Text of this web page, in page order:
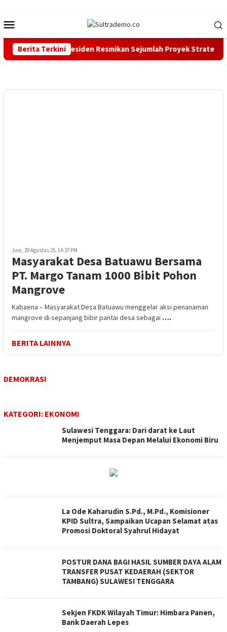
konten
Mobile
Berita Terkini
Undang Presiden Resmikan Sejumlah Proyek Strategis
Jum, 29 Agustus 25, 14:37 PM
Masyarakat Desa Batuawu Bersama
PT. Margo Tanam 1000 Bibit Pohon
Mangrove
Kabaena – Masyarakat Desa Batuawu menggelar aksi penanaman
mangrove di sepanjang bibir pantai desa sebagai ….
BERITA LAINNYA
DEMOKRASI
KATEGORI: EKONOMI
Sulawesi Tenggara: Dari darat ke Laut
Menjemput Masa Depan Melalui Ekonomi Biru
La Ode Kaharudin S.Pd., M.Pd., Komisioner
KPID Sultra, Sampaikan Ucapan Selamat atas
Promosi Doktoral Syahrul Hidayat
POSTUR DANA BAGI HASIL SUMBER DAYA ALAM
TRANSFER PUSAT KEDAERAH (SEKTOR
TAMBANG) SULAWESI TENGGARA
Sekjen FKDK Wilayah Timur: Himbara Panen,
Bank Daerah Lepes